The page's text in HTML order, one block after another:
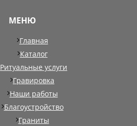
МЕНЮ
Главная
Каталог
Ритуальные услуги
Гравировка
Наши работы
Благоустройство
Граниты